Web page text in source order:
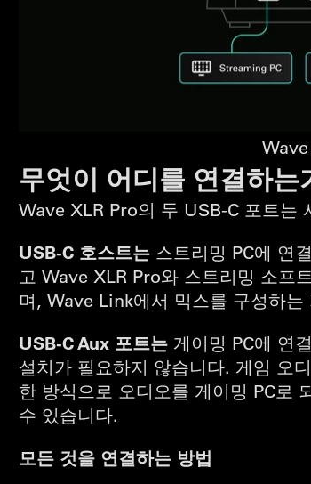
무엇이 어디를 연결하는
Wave XLR Pro의 두 USB-C 포트는
USB-C 호스트는 스트리밍 PC에 연
고 Wave XLR Pro와 스트리밍 소프
며, Wave Link에서 믹스를 구성하
USB-C Aux 포트는 게이밍 PC에 연
설치가 필요하지 않습니다. 게임 오
한 방식으로 오디오를 게이밍 PC로
수 있습니다.
모든 것을 연결하는 방법